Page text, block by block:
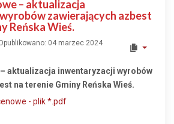
– aktualizacja
zawierających azbest
Reńska Wieś.
04 marzec 2024
aktualizacja inwentaryzacji wyrobów
na terenie Gminy Reńska Wieś.
- plik *.pdf